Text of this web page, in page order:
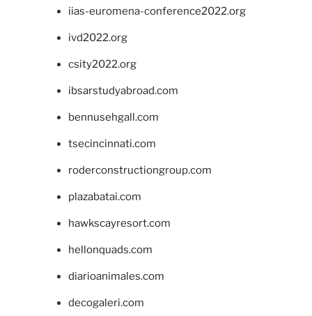
iias-euromena-conference2022.org
ivd2022.org
csity2022.org
ibsarstudyabroad.com
bennusehgall.com
tsecincinnati.com
roderconstructiongroup.com
plazabatai.com
hawkscayresort.com
hellonquads.com
diarioanimales.com
decogaleri.com